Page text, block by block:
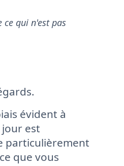
qui n'est pas
évident à
est
particulièrement
que vous